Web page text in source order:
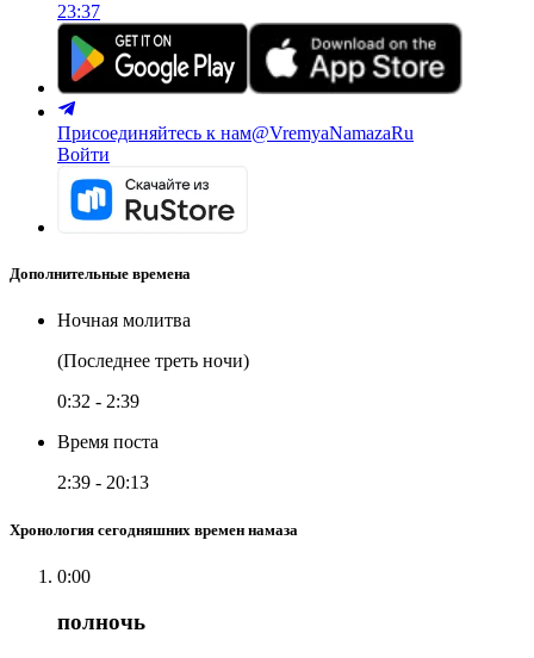
23:37
Присоединяйтесь к нам@VremyaNamazaRu
Войти
Дополнительные времена
Ночная молитва
(Последнее треть ночи)
0:32 - 2:39
Время поста
2:39 - 20:13
Хронология сегодняшних времен намаза
0:00
полночь